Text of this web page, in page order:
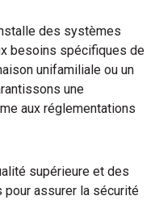
des systèmes
besoins spécifiques de
unifamiliale ou un
une
aux réglementations
supérieure et des
assurer la sécurité